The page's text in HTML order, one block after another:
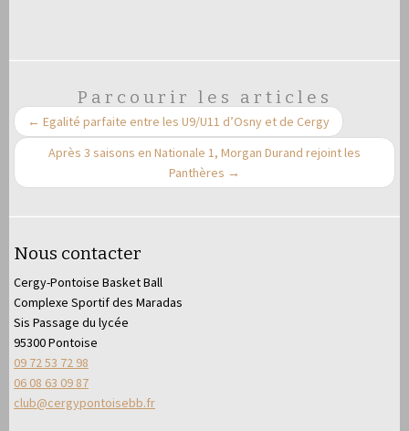
Parcourir les articles
← Egalité parfaite entre les U9/U11 d’Osny et de Cergy
Après 3 saisons en Nationale 1, Morgan Durand rejoint les
Panthères →
Nous contacter
Cergy-Pontoise Basket Ball
Complexe Sportif des Maradas
Sis Passage du lycée
95300 Pontoise
09 72 53 72 98
06 08 63 09 87
club@cergypontoisebb.fr